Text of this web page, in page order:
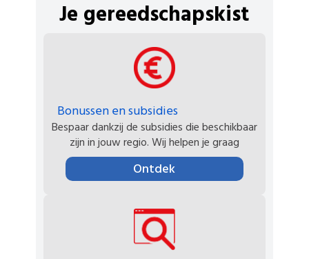
Je gereedschapskist
Bonussen en subsidies
Bespaar dankzij de subsidies die beschikbaar
zijn in jouw regio. Wij helpen je graag
Ontdek